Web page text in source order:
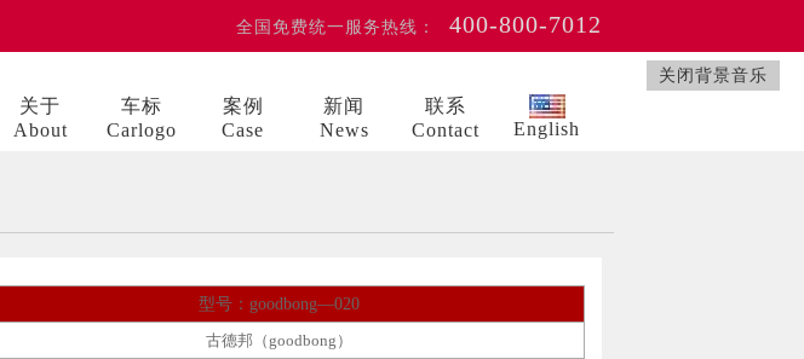
关闭背景音乐
全国免费统一服务热线： 400-800-7012
关于
About
车标
Carlogo
案例
Case
新闻
News
联系
Contact
English
型号：goodbong—020
古德邦（ goodbong ）